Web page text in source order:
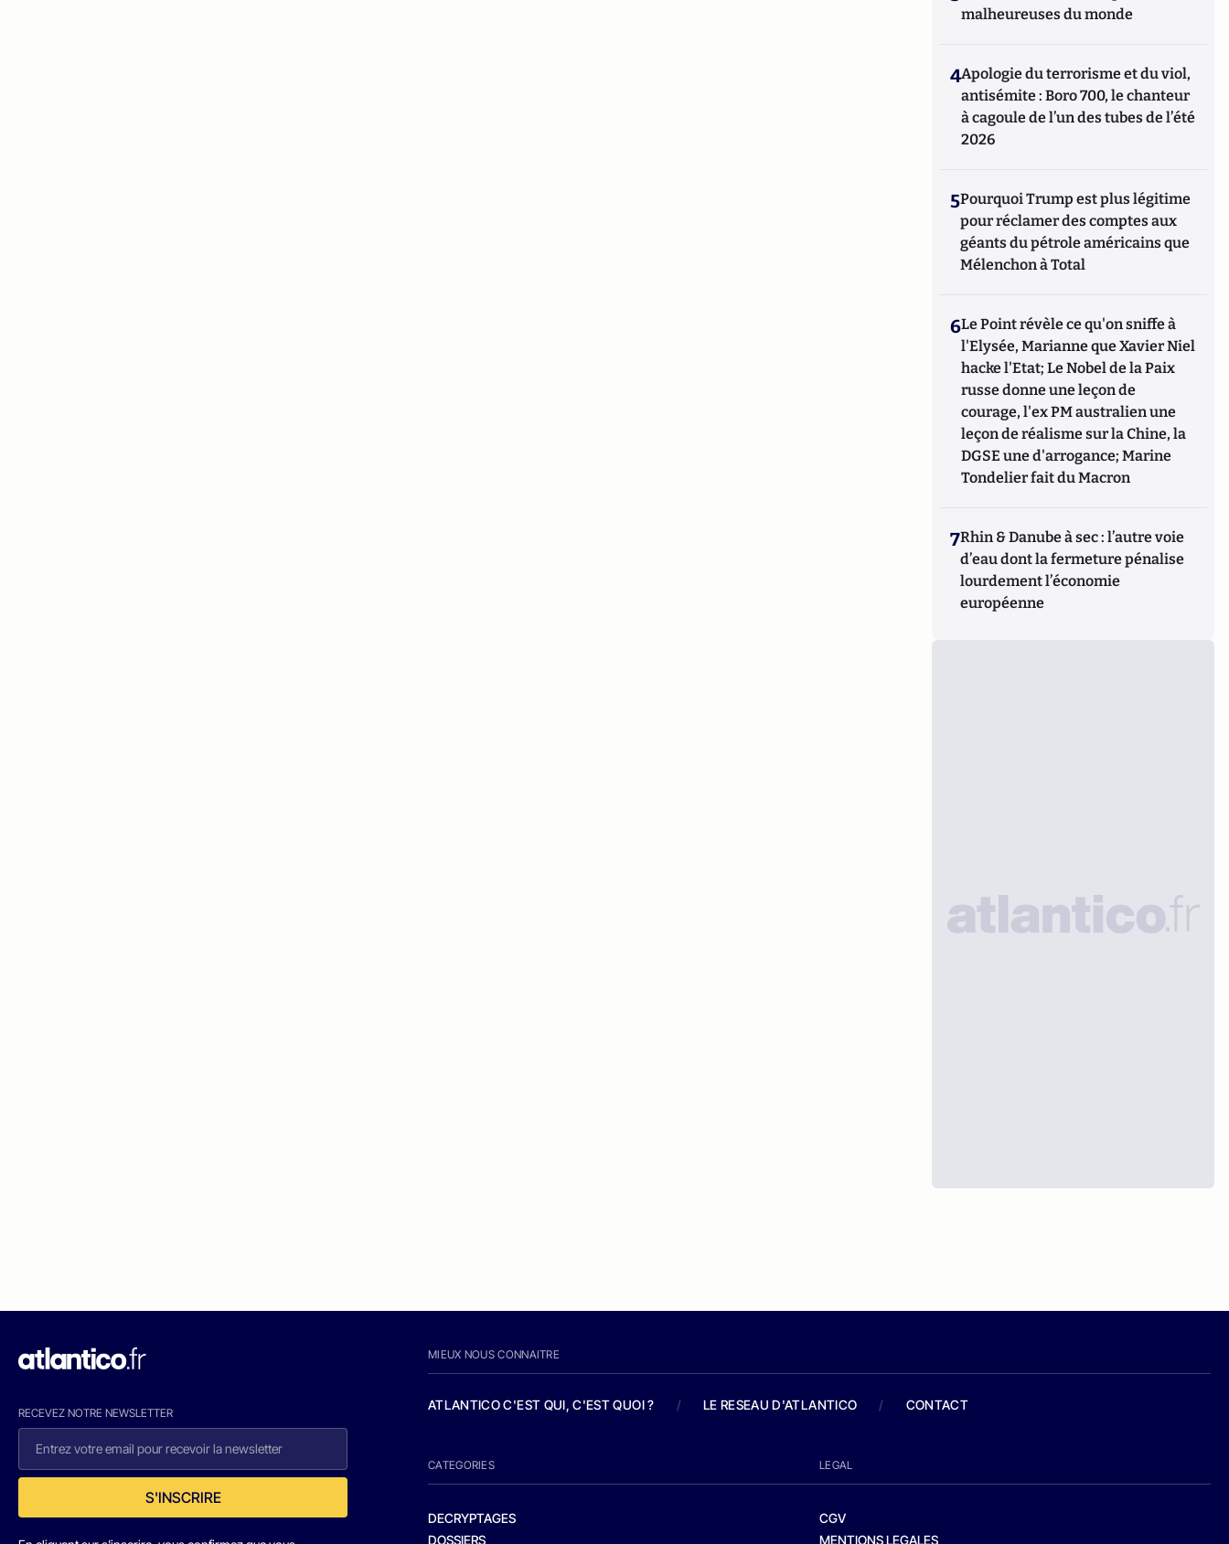
malheureuses du monde
4Apologie du terrorisme et du viol,
antisémite : Boro 700, le chanteur
à cagoule de l’un des tubes de l’été
2026
5Pourquoi Trump est plus légitime
pour réclamer des comptes aux
géants du pétrole américains que
Mélenchon à Total
6Le Point révèle ce qu'on sniffe à
l'Elysée, Marianne que Xavier Niel
hacke l'Etat; Le Nobel de la Paix
russe donne une leçon de
courage, l'ex PM australien une
leçon de réalisme sur la Chine, la
DGSE une d'arrogance; Marine
Tondelier fait du Macron
7Rhin & Danube à sec : l’autre voie
d’eau dont la fermeture pénalise
lourdement l’économie
européenne
RECEVEZ NOTRE NEWSLETTER
S'INSCRIRE
MIEUX NOUS CONNAITRE
ATLANTICO C'EST QUI, C'EST QUOI ? / LE RESEAU D'ATLANTICO / CONTACT
CATEGORIES
DECRYPTAGES
DOSSIERS
LEGAL
CGV
MENTIONS LEGALES